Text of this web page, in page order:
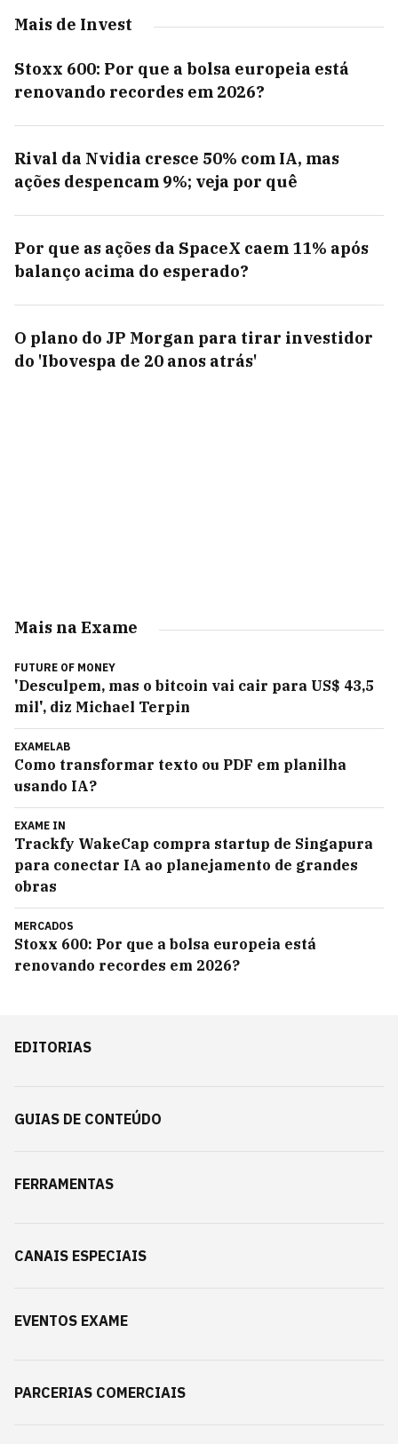
Mais de Invest
Stoxx 600: Por que a bolsa europeia está
renovando recordes em 2026?
Rival da Nvidia cresce 50% com IA, mas
ações despencam 9%; veja por quê
Por que as ações da SpaceX caem 11% após
balanço acima do esperado?
O plano do JP Morgan para tirar investidor
do 'Ibovespa de 20 anos atrás'
Mais na Exame
FUTURE OF MONEY
'Desculpem, mas o bitcoin vai cair para US$ 43,5
mil', diz Michael Terpin
EXAMELAB
Como transformar texto ou PDF em planilha
usando IA?
EXAME IN
Trackfy WakeCap compra startup de Singapura
para conectar IA ao planejamento de grandes
obras
MERCADOS
Stoxx 600: Por que a bolsa europeia está
renovando recordes em 2026?
EDITORIAS
GUIAS DE CONTEÚDO
FERRAMENTAS
CANAIS ESPECIAIS
EVENTOS EXAME
PARCERIAS COMERCIAIS